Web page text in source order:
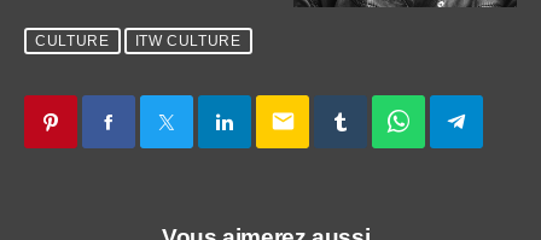
CULTURE ITW CULTURE
email